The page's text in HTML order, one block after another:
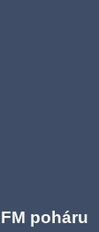
poháru